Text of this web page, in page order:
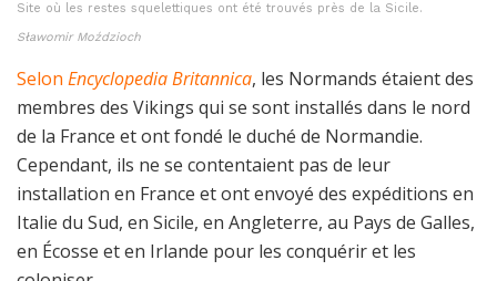
Site où les restes squelettiques ont été trouvés près de la Sicile.
Sławomir Moździoch
Selon Encyclopedia Britannica, les Normands étaient des
membres des Vikings qui se sont installés dans le nord
de la France et ont fondé le duché de Normandie.
Cependant, ils ne se contentaient pas de leur
installation en France et ont envoyé des expéditions en
Italie du Sud, en Sicile, en Angleterre, au Pays de Galles,
en Écosse et en Irlande pour les conquérir et les